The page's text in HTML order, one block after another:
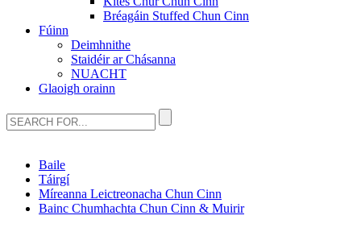
Bréagáin Stuffed Chun Cinn
Fúinn
Deimhnithe
Staidéir ar Chásanna
NUACHT
Glaoigh orainn
Baile
Táirgí
Míreanna Leictreonacha Chun Cinn
Bainc Chumhachta Chun Cinn & Muirir